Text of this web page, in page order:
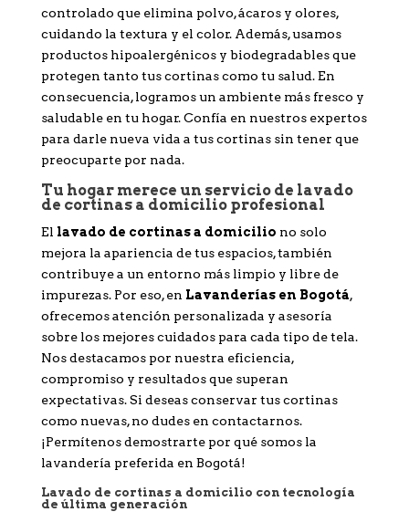
controlado que elimina polvo, ácaros y olores,
cuidando la textura y el color. Además, usamos
productos hipoalergénicos y biodegradables que
protegen tanto tus cortinas como tu salud. En
consecuencia, logramos un ambiente más fresco y
saludable en tu hogar. Confía en nuestros expertos
para darle nueva vida a tus cortinas sin tener que
preocuparte por nada.
Tu hogar merece un servicio de lavado
de cortinas a domicilio profesional
El lavado de cortinas a domicilio no solo
mejora la apariencia de tus espacios, también
contribuye a un entorno más limpio y libre de
impurezas. Por eso, en Lavanderías en Bogotá,
ofrecemos atención personalizada y asesoría
sobre los mejores cuidados para cada tipo de tela.
Nos destacamos por nuestra eficiencia,
compromiso y resultados que superan
expectativas. Si deseas conservar tus cortinas
como nuevas, no dudes en contactarnos.
¡Permítenos demostrarte por qué somos la
lavandería preferida en Bogotá!
Lavado de cortinas a domicilio con tecnología
de última generación